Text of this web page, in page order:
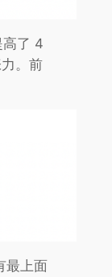
高了 4
。前
最上面